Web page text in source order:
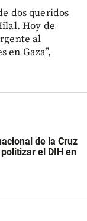
dos queridos
Hoy de
al
en Gaza”,
de la Cruz
el DIH en